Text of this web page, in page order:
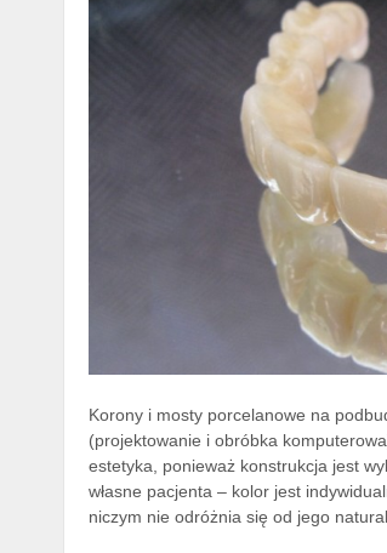
Korony i mosty porcelanowe na
(projektowanie i obróbka
estetyka, ponieważ konstrukcja jest
własne pacjenta – kolor jest
niczym nie odróżnia się od jego